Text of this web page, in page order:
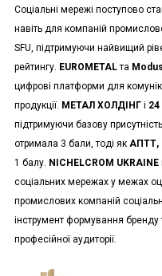
Соціальні мережі поступово
навіть для компаній
SFU, підтримуючи найвищий
рейтингу. EUROMETALта Modus
цифрові платформи для
продукції. МЕТАЛ ХОЛДІНГі
підтримуючи базову
отримала 3 бали, тоді як АПТТ,
1 балу. NICHELCROM UKRAINE
соціальних мережах у межах
промислових компаній
інструмент формування бренду
професійної аудиторії.